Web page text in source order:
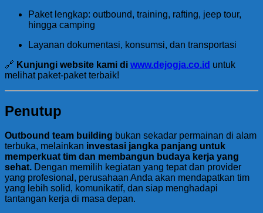
Paket lengkap: outbound, training, rafting, jeep tour,
hingga camping
Layanan dokumentasi, konsumsi, dan transportasi
🔗 Kunjungi website kami di www.dejogja.co.id untuk
melihat paket-paket terbaik!
Penutup
Outbound team building bukan sekadar permainan di alam
terbuka, melainkan investasi jangka panjang untuk
memperkuat tim dan membangun budaya kerja yang
sehat. Dengan memilih kegiatan yang tepat dan provider
yang profesional, perusahaan Anda akan mendapatkan tim
yang lebih solid, komunikatif, dan siap menghadapi
tantangan kerja di masa depan.